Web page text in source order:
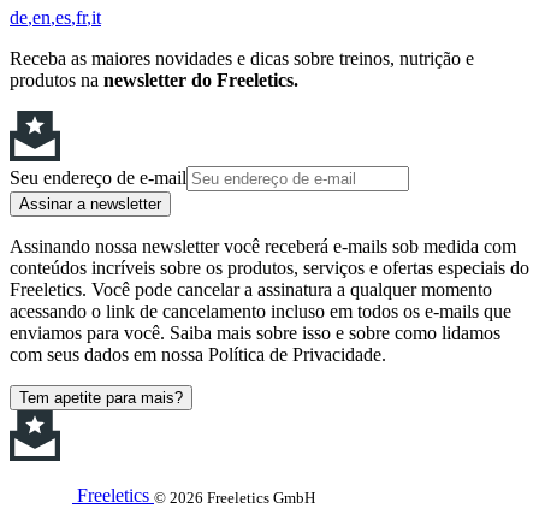
de en es fr it
Receba as maiores novidades e dicas sobre treinos, nutrição e
produtos na newsletter do Freeletics.
Seu endereço de e-mail
Assinar a newsletter
Assinando nossa newsletter você receberá e-mails sob medida com
conteúdos incríveis sobre os produtos, serviços e ofertas especiais do
Freeletics. Você pode cancelar a assinatura a qualquer momento
acessando o link de cancelamento incluso em todos os e-mails que
enviamos para você. Saiba mais sobre isso e sobre como lidamos
com seus dados em nossa Política de Privacidade.
Tem apetite para mais?
Freeletics © 2026 Freeletics GmbH